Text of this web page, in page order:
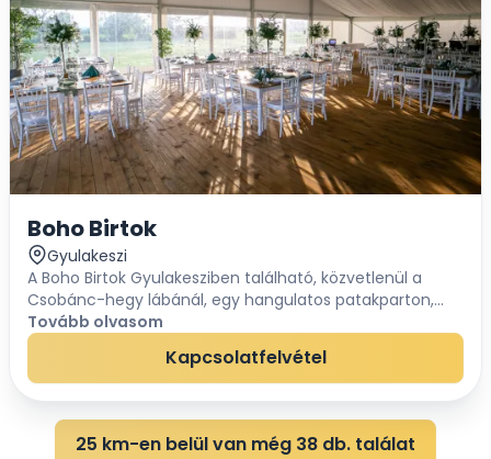
Boho Birtok
Gyulakeszi
A Boho Birtok Gyulakesziben található, közvetlenül a
Csobánc-hegy lábánál, egy hangulatos patakparton,
panorámás kilátással a tanúhegyekre. Háborítatlan zöld
környezettel, szabadon alakítható sátorral...
Tovább olvasom
Kapcsolatfelvétel
25 km-en belül van még 38 db. találat